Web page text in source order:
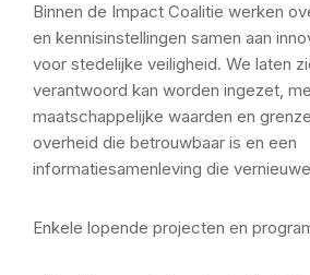
Binnen de Impact Coalitie werken
en kennisinstellingen samen aan
voor stedelijke veiligheid. We laten
verantwoord kan worden ingezet,
maatschappelijke waarden en
overheid die betrouwbaar is en een
informatiesamenleving die
Enkele lopende projecten en